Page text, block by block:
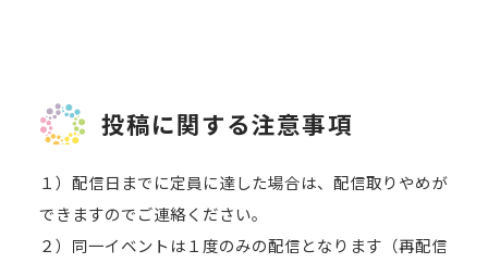
投稿に関する注意事項
１）配信日までに定員に達した場合は、配信取りやめが
できますのでご連絡ください。
２）同一イベントは１度のみの配信となります（再配信